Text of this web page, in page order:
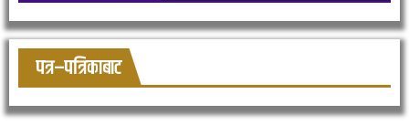
पत्र–पत्रिकाबाट